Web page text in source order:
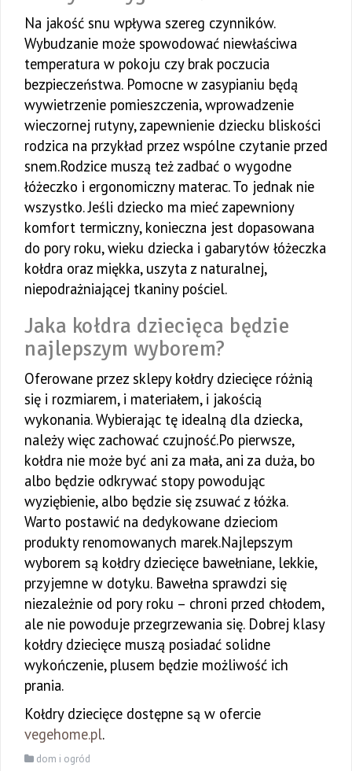
Na jakość snu wpływa szereg czynników.
Wybudzanie może spowodować niewłaściwa
temperatura w pokoju czy brak poczucia
bezpieczeństwa. Pomocne w zasypianiu będą
wywietrzenie pomieszczenia, wprowadzenie
wieczornej rutyny, zapewnienie dziecku bliskości
rodzica na przykład przez wspólne czytanie przed
snem.Rodzice muszą też zadbać o wygodne
łóżeczko i ergonomiczny materac. To jednak nie
wszystko. Jeśli dziecko ma mieć zapewniony
komfort termiczny, konieczna jest dopasowana
do pory roku, wieku dziecka i gabarytów łóżeczka
kołdra oraz miękka, uszyta z naturalnej,
niepodrażniającej tkaniny pościel.
Jaka kołdra dziecięca będzie
najlepszym wyborem?
Oferowane przez sklepy kołdry dziecięce różnią
się i rozmiarem, i materiałem, i jakością
wykonania. Wybierając tę idealną dla dziecka,
należy więc zachować czujność.Po pierwsze,
kołdra nie może być ani za mała, ani za duża, bo
albo będzie odkrywać stopy powodując
wyziębienie, albo będzie się zsuwać z łóżka.
Warto postawić na dedykowane dzieciom
produkty renomowanych marek.Najlepszym
wyborem są kołdry dziecięce bawełniane, lekkie,
przyjemne w dotyku. Bawełna sprawdzi się
niezależnie od pory roku – chroni przed chłodem,
ale nie powoduje przegrzewania się. Dobrej klasy
kołdry dziecięce muszą posiadać solidne
wykończenie, plusem będzie możliwość ich
prania.
Kołdry dziecięce dostępne są w ofercie
vegehome.pl.
dom i ogród